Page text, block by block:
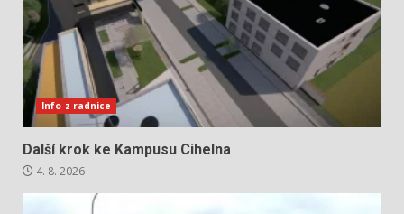
Info z radnice
Další krok ke Kampusu Cihelna
4. 8. 2026